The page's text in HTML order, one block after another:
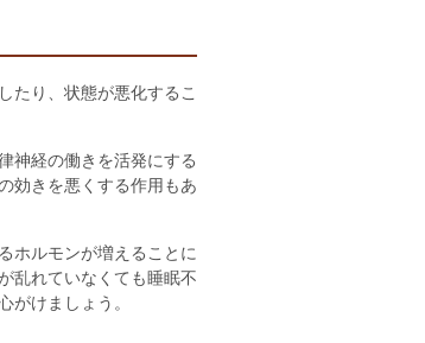
たり、状態が悪化するこ
神経の働きを活発にする
効きを悪くする作用もあ
ホルモンが増えることに
乱れていなくても睡眠不
がけましょう。